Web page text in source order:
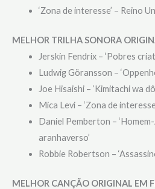
‘Zona de interesse’ – Reino
MELHOR TRILHA SONORA
Jerskin Fendrix – ‘Pobres
Ludwig Göransson –
Joe Hisaishi – ‘Kimitachi wa
Mica Levi – ‘Zona de
Daniel Pemberton –
aranhaverso’
Robbie Robertson –
MELHOR CANÇÃO ORIGINAL EM